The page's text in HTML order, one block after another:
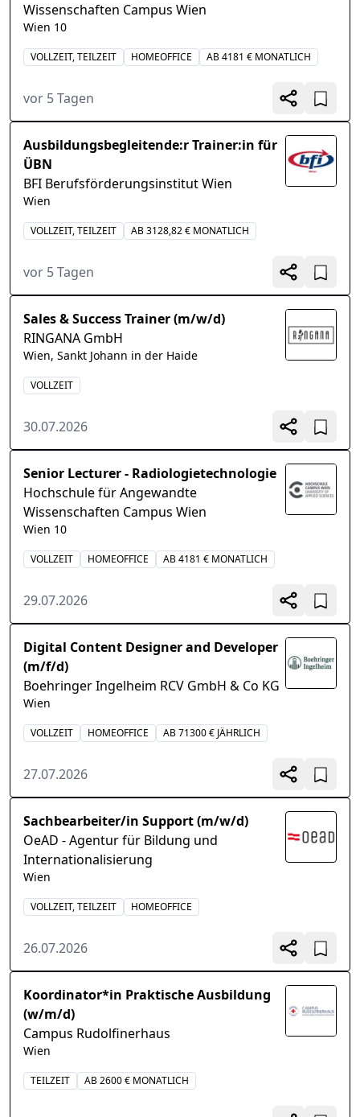
Wissenschaften Campus Wien
Wien 10
VOLLZEIT, TEILZEIT HOMEOFFICE AB 4181 € MONATLICH
vor 5 Tagen
Ausbildungsbegleitende:r Trainer:in für
ÜBN
BFI Berufsförderungsinstitut Wien
Wien
VOLLZEIT, TEILZEIT AB 3128,82 € MONATLICH
vor 5 Tagen
Sales & Success Trainer (m/w/d)
RINGANA GmbH
Wien, Sankt Johann in der Haide
VOLLZEIT
30.07.2026
Senior Lecturer - Radiologietechnologie
Hochschule für Angewandte
Wissenschaften Campus Wien
Wien 10
VOLLZEIT HOMEOFFICE AB 4181 € MONATLICH
29.07.2026
Digital Content Designer and Developer
(m/f/d)
Boehringer Ingelheim RCV GmbH & Co KG
Wien
VOLLZEIT HOMEOFFICE AB 71300 € JÄHRLICH
27.07.2026
Sachbearbeiter/in Support (m/w/d)
OeAD - Agentur für Bildung und
Internationalisierung
Wien
VOLLZEIT, TEILZEIT HOMEOFFICE
26.07.2026
Koordinator*in Praktische Ausbildung
(w/m/d)
Campus Rudolfinerhaus
Wien
TEILZEIT AB 2600 € MONATLICH